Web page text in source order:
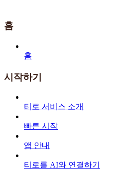
홈
홈
시작하기
티로 서비스 소개
빠른 시작
앱 안내
티로를 AI와 연결하기